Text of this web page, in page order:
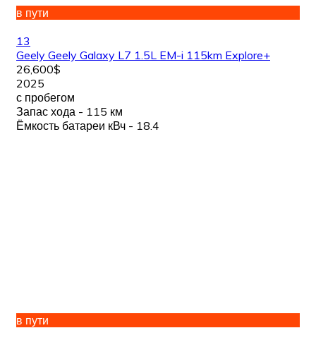
в пути
13
Geely Geely Galaxy L7 1.5L EM-i 115km Explore+
26,600$
2025
с пробегом
Запас хода - 115 км
Ёмкость батареи кВч - 18.4
в пути